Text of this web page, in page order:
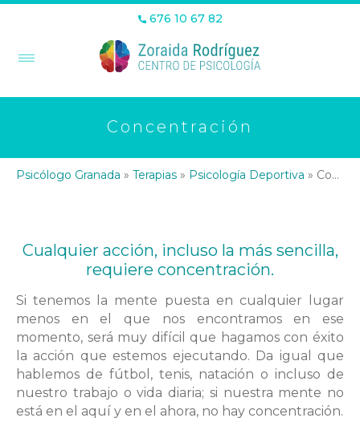
676 10 67 82
Concentración
Psicólogo Granada » Terapias » Psicología Deportiva » Concentración
Cualquier acción, incluso la más sencilla,
requiere concentración.
Si tenemos la mente puesta en cualquier lugar
menos en el que nos encontramos en ese
momento, será muy difícil que hagamos con éxito
la acción que estemos ejecutando. Da igual que
hablemos de fútbol, tenis, natación o incluso de
nuestro trabajo o vida diaria; si nuestra mente no
está en el aquí y en el ahora, no hay concentración.